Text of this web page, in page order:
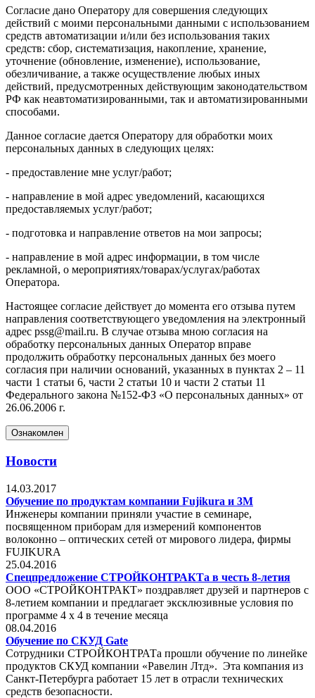
Согласие дано Оператору для совершения следующих
действий с моими персональными данными с использованием
средств автоматизации и/или без использования таких
средств: сбор, систематизация, накопление, хранение,
уточнение (обновление, изменение), использование,
обезличивание, а также осуществление любых иных
действий, предусмотренных действующим законодательством
РФ как неавтоматизированными, так и автоматизированными
способами.
Данное согласие дается Оператору для обработки моих
персональных данных в следующих целях:
- предоставление мне услуг/работ;
- направление в мой адрес уведомлений, касающихся
предоставляемых услуг/работ;
- подготовка и направление ответов на мои запросы;
- направление в мой адрес информации, в том числе
рекламной, о мероприятиях/товарах/услугах/работах
Оператора.
Настоящее согласие действует до момента его отзыва путем
направления соответствующего уведомления на электронный
адрес pssg@mail.ru. В случае отзыва мною согласия на
обработку персональных данных Оператор вправе
продолжить обработку персональных данных без моего
согласия при наличии оснований, указанных в пунктах 2 – 11
части 1 статьи 6, части 2 статьи 10 и части 2 статьи 11
Федерального закона №152-ФЗ «О персональных данных» от
26.06.2006 г.
Ознакомлен
Новости
14.03.2017
Обучение по продуктам компании Fujikura и 3М
Инженеры компании приняли участие в семинаре,
посвященном приборам для измерений компонентов
волоконно – оптических сетей от мирового лидера, фирмы
FUJIKURA
25.04.2016
Спецпредложение СТРОЙКОНТРАКТа в честь 8-летия
ООО «СТРОЙКОНТРАКТ» поздравляет друзей и партнеров с
8-летием компании и предлагает эксклюзивные условия по
программе 4 х 4 в течение месяца
08.04.2016
Обучение по СКУД Gate
Сотрудники СТРОЙКОНТРАТа прошли обучение по линейке
продуктов СКУД компании «Равелин Лтд». Эта компания из
Санкт-Петербурга работает 15 лет в отрасли технических
средств безопасности.